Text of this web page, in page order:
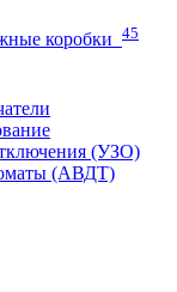
коробки
45
(УЗО)
(АВДТ)